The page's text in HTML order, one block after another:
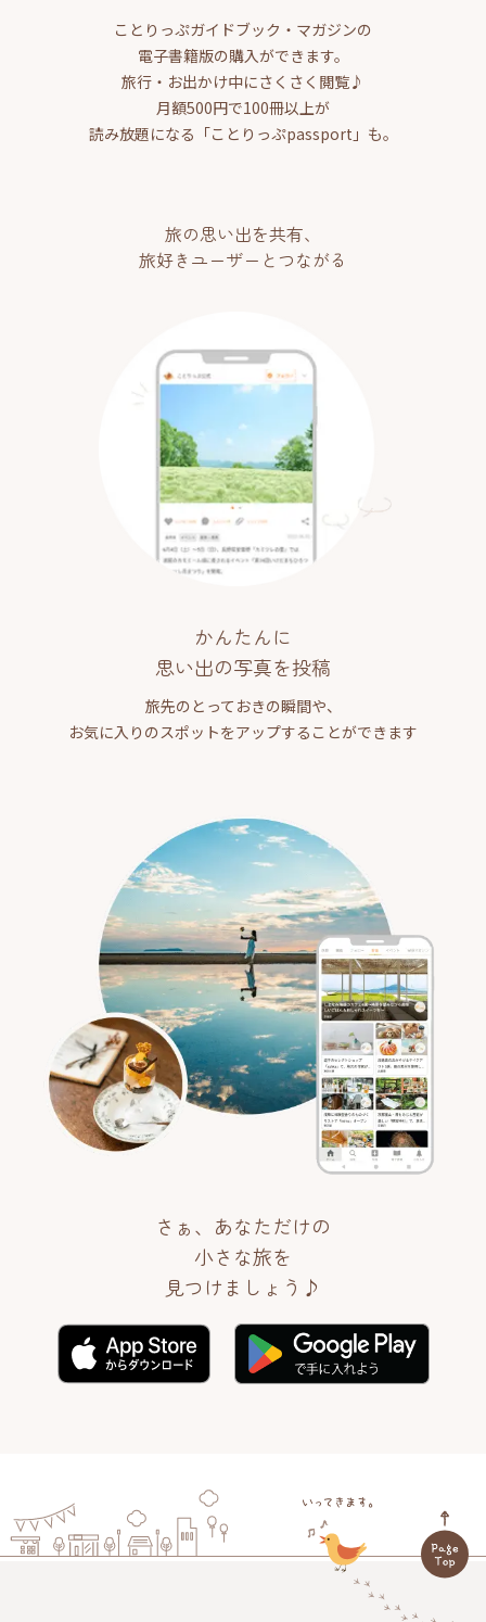
ことりっぷガイドブック・マガジンの
電子書籍版の購入ができます。
旅行・お出かけ中にさくさく閲覧♪
月額500円で100冊以上が
読み放題になる「ことりっぷpassport」も。
旅の思い出を共有、
旅好きユーザーとつながる
かんたんに
思い出の写真を投稿
旅先のとっておきの瞬間や、
お気に入りのスポットをアップすることができます
さぁ、あなただけの
小さな旅を
見つけましょう♪